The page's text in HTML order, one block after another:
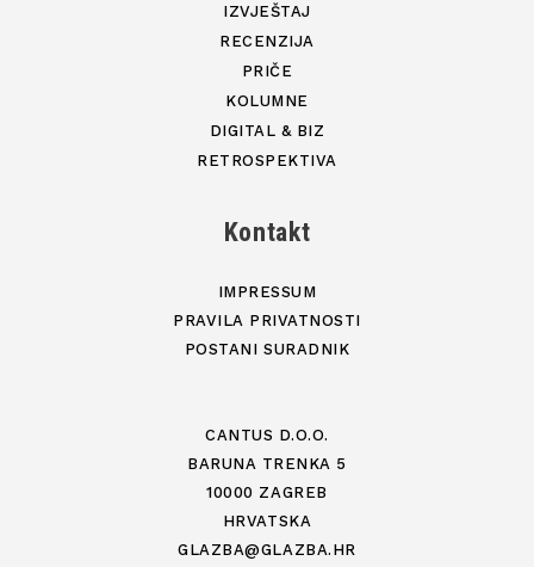
IZVJEŠTAJ
RECENZIJA
PRIČE
KOLUMNE
DIGITAL & BIZ
RETROSPEKTIVA
Kontakt
IMPRESSUM
PRAVILA PRIVATNOSTI
POSTANI SURADNIK
CANTUS D.O.O.
BARUNA TRENKA 5
10000 ZAGREB
HRVATSKA
GLAZBA@GLAZBA.HR